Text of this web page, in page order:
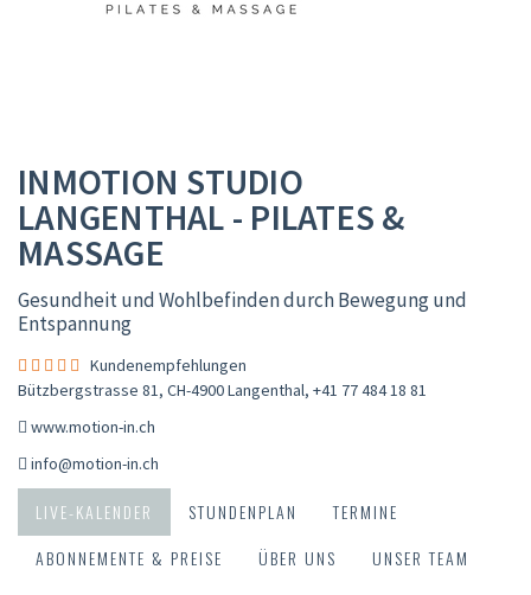
INMOTION STUDIO
LANGENTHAL - PILATES &
MASSAGE
Gesundheit und Wohlbefinden durch Bewegung und
Entspannung
Kundenempfehlungen
Bützbergstrasse 81, CH-4900 Langenthal, +41 77 484 18 81
www.motion-in.ch
info@motion-in.ch
LIVE-KALENDER STUNDENPLAN
TERMINE
ABONNEMENTE & PREISE
ÜBER UNS
UNSER TEAM